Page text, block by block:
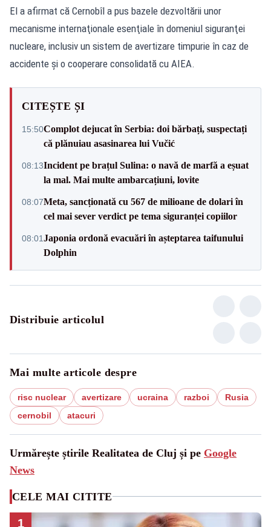
El a afirmat că Cernobîl a pus bazele dezvoltării unor
mecanisme internaţionale esenţiale în domeniul siguranţei
nucleare, inclusiv un sistem de avertizare timpurie în caz de
accidente şi o cooperare consolidată cu AIEA.
CITEȘTE ȘI
15:50Complot dejucat în Serbia: doi bărbați, suspectați
că plănuiau asasinarea lui Vučić
08:13Incident pe brațul Sulina: o navă de marfă a eșuat
la mal. Mai multe ambarcațiuni, lovite
08:07Meta, sancționată cu 567 de milioane de dolari în
cel mai sever verdict pe tema siguranței copiilor
08:01Japonia ordonă evacuări în așteptarea taifunului
Dolphin
Distribuie articolul
Mai multe articole despre
risc nuclear avertizare ucraina razboi
Rusia
cernobil
atacuri
Urmărește știrile Realitatea de Cluj și pe Google
News
CELE MAI CITITE
1